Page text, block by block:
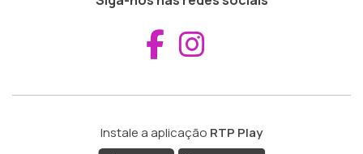
Aceder ao
Instale a aplicação RTP Play